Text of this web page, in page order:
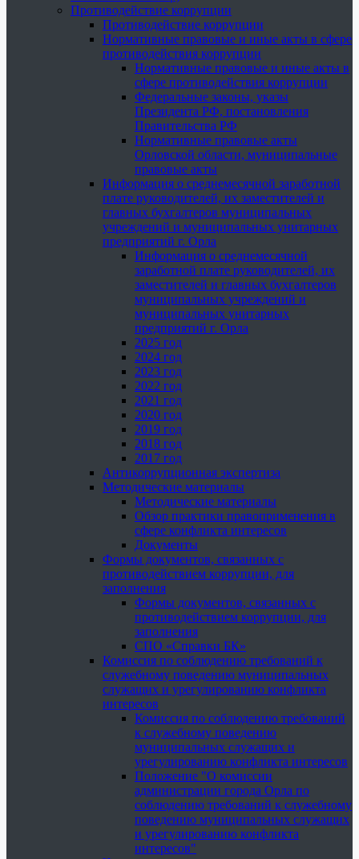
Противодействие коррупции
Противодействие коррупции
Нормативные правовые и иные акты в сфере
противодействия коррупции
Нормативные правовые и иные акты в
сфере противодействия коррупции
Федеральные законы, указы
Президента РФ, постановления
Правительства РФ
Нормативные правовые акты
Орловской области, муниципальные
правовые акты
Информация о среднемесячной заработной
плате руководителей, их заместителей и
главных бухгалтеров муниципальных
учреждений и муниципальных унитарных
предприятий г. Орла
Информация о среднемесячной
заработной плате руководителей, их
заместителей и главных бухгалтеров
муниципальных учреждений и
муниципальных унитарных
предприятий г. Орла
2025 год
2024 год
2023 год
2022 год
2021 год
2020 год
2019 год
2018 год
2017 год
Антикоррупционная экспертиза
Методические материалы
Методические материалы
Обзор практики правоприменения в
сфере конфликта интересов
Документы
Формы документов, связанных с
противодействием коррупции, для
заполнения
Формы документов, связанных с
противодействием коррупции, для
заполнения
СПО «Справки БК»
Комиссия по соблюдению требований к
служебному поведению муниципальных
служащих и урегулированию конфликта
интересов
Комиссия по соблюдению требований
к служебному поведению
муниципальных служащих и
урегулированию конфликта интересов
Положение "О комиссии
администрации города Орла по
соблюдению требований к служебному
поведению муниципальных служащих
и урегулированию конфликта
интересов"